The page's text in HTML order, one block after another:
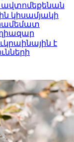
ավտոմեքենան
կիսամյակի
համեմատ
է